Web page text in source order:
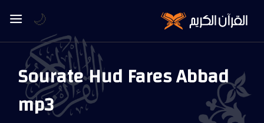
Sourate Hud Fares Abbad
mp3
🌙